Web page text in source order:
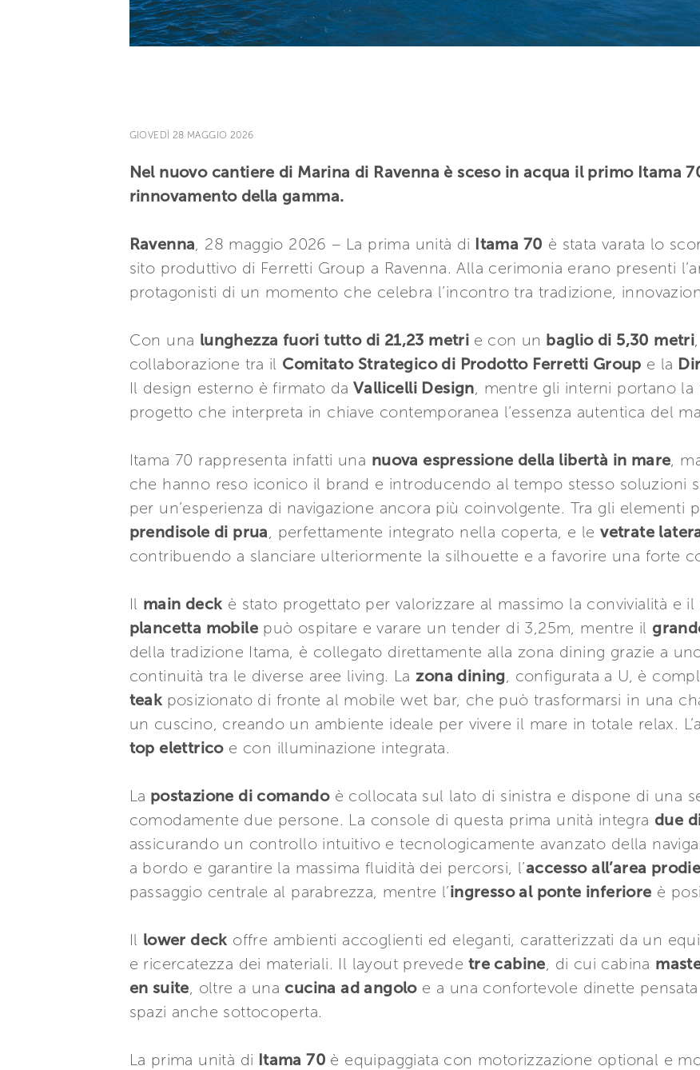
GIOVEDÌ 28 MAGGIO 2026
Nel nuovo cantiere di Marina di Ravenna è sceso in acqua il primo Itama
rinnovamento della gamma.
Ravenna , 28 maggio 2026 – La prima unità di Itama 70 è stata varata lo
sito produttivo di Ferretti Group a Ravenna. Alla cerimonia erano presenti
protagonisti di un momento che celebra l’incontro tra tradizione,
Con una lunghezza fuori tutto di 21,23 metri e con un baglio di 5,30 metri
collaborazione tra il Comitato Strategico di Prodotto Ferretti Group e la
Il design esterno è firmato da Vallicelli Design , mentre gli interni portano la
progetto che interpreta in chiave contemporanea l’essenza autentica del
Itama 70 rappresenta infatti una nuova espressione della libertà in mare ,
che hanno reso iconico il brand e introducendo al tempo stesso soluzioni
per un’esperienza di navigazione ancora più coinvolgente. Tra gli elementi
prendisole di prua , perfettamente integrato nella coperta, e levetrate
contribuendo a slanciare ulteriormente la silhouette e a favorire una forte
Il main deck è stato progettato per valorizzare al massimo la convivialità e
plancetta mobilepuò ospitare e varare un tender di 3,25m, mentre il
della tradizione Itama, è collegato direttamente alla zona dining grazie a
continuità tra le diverse aree living. Lazona dining , configurata a U, è
teak posizionato di fronte al mobile wet bar, che può trasformarsi in una
un cuscino, creando un ambiente ideale per vivere il mare in totale relax.
top elettricoe con illuminazione integrata.
La postazione di comandoè collocata sul lato di sinistra e dispone di una
comodamente due persone. La console di questa prima unità integra due
assicurando un controllo intuitivo e tecnologicamente avanzato della
a bordo e garantire la massima fluidità dei percorsi, l’accesso all’area
passaggio centrale al parabrezza, mentre l’ingresso al ponte inferiore è
Il lower deck offre ambienti accoglienti ed eleganti, caratterizzati da un
e ricercatezza dei materiali. Il layout prevede tre cabine , di cui cabina
en suite , oltre a unacucina ad angoloe a una confortevole dinette
spazi anche sottocoperta.
La prima unità di Itama 70 è equipaggiata con motorizzazione optional e